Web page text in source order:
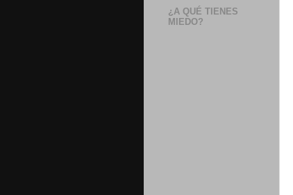
¿A QUÉ TIENES
MIEDO?